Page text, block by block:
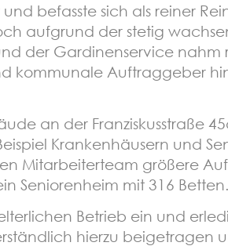
befasste sich als reiner
aufgrund der stetig
der Gardinenservice nahm
kommunale Auftraggeber
an der Franziskusstraße
Krankenhäusern und
Mitarbeiterteam größere
Seniorenheim mit 316 Betten.
Betrieb ein und
hierzu beigetragen